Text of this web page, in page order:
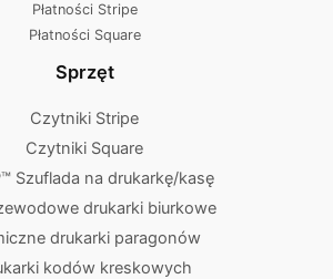
Płatności Stripe
Płatności Square
Sprzęt
Czytniki Stripe
Czytniki Square
Szuflada na drukarkę/kasę
drukarki biurkowe
drukarki paragonów
kodów kreskowych